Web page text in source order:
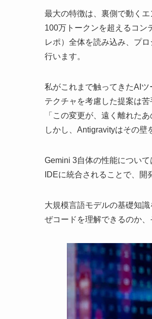
最大の特徴は、裏側で動く
100万トークンを超えるコン
レポ）全体を読み込み、プ
行います。
私がこれまで触ってきたAI
テクチャを考慮した提案は苦
「この変更が、遠く離れた
しかし、Antigravityはその壁
Gemini 3自体の性能について
IDEに統合されることで、開
大規模言語モデルの基礎知
ぜコードを理解できるのか